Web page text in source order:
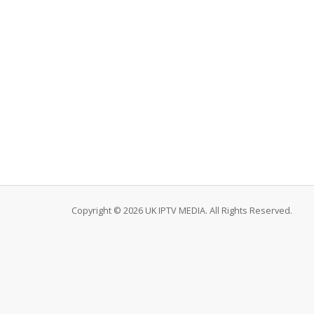
Copyright © 2026 UK IPTV MEDIA. All Rights Reserved.